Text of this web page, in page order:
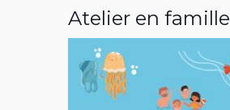
Atelier en famille